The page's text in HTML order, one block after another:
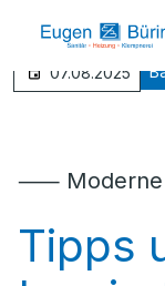
07.08.2025
⸺ Moderne
Tipps